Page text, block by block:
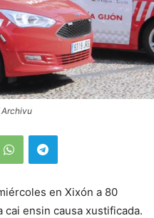
Archivu
en Xixón a 80
ensin causa xustificada.